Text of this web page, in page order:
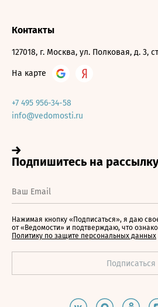
Контакты
127018, г. Москва, ул. Полковая, д. 3,
На карте
+7 495 956-34-58
info@vedomosti.ru
Нажимая кнопку «Подписаться», я даю
от «Ведомости» и подтверждаю, что
Политику по защите персональных данных